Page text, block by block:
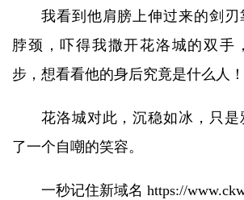
我看到他肩膀上伸过来的剑刃
脖颈，吓得我撒开花洛城的双手
步，想看看他的身后究竟是什么人！
花洛城对此，沉稳如冰，只是
了一个自嘲的笑容。
一秒记住新域名 https://